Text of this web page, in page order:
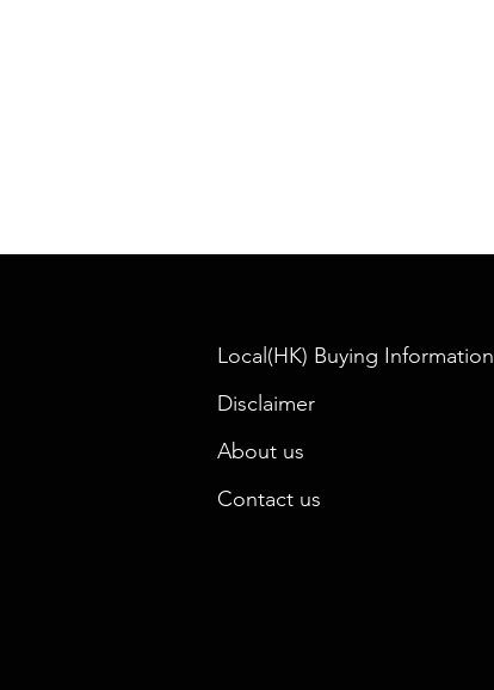
Local(HK) Buying Information
Disclaimer
About us
Contact us